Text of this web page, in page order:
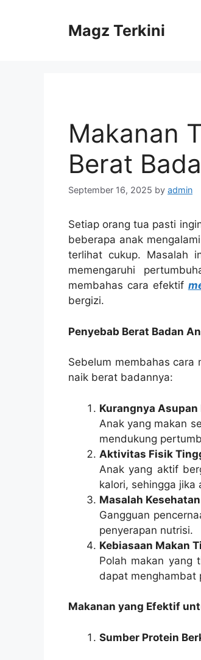
Magz Terkini
Makanan
Berat
September 16, 2025 by admin
Setiap orang tua pasti
beberapa anak
terlihat cukup. Masalah
memengaruhi
membahas cara efektif
bergizi.
Penyebab Berat Badan
Sebelum membahas cara
naik berat badannya:
Kurangnya Asupan
Anak yang makan
mendukung
Aktivitas Fisik
Anak yang aktif
kalori, sehingga
Masalah
Gangguan
penyerapan nutrisi.
Kebiasaan Makan
Polah makan yang
dapat menghambat
Makanan yang Efektif
Sumber Protein